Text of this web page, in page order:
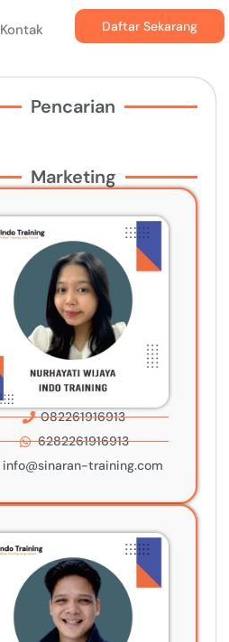
Kontak Daftar Sekarang
Pencarian
Marketing
082261916913
6282261916913
info@sinaran-training.com